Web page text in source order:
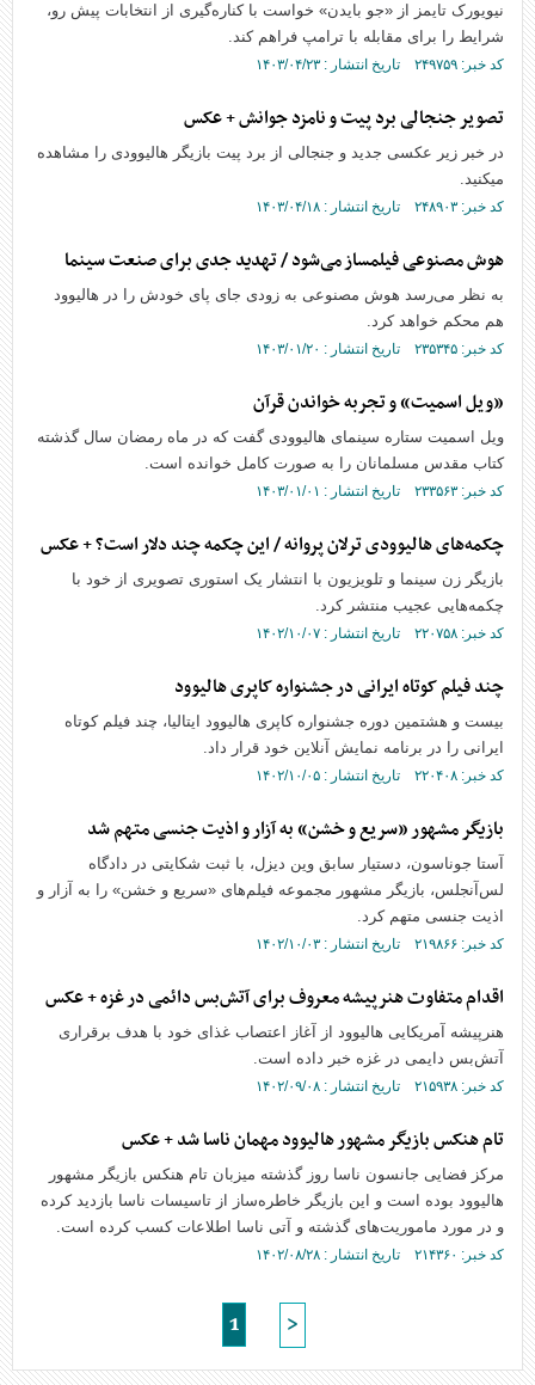
نیویورک تایمز از «جو بایدن» خواست با کناره‌گیری از انتخابات پیش رو،
شرایط را برای مقابله با ترامپ فراهم کند.
کد خبر: ۲۴۹۷۵۹ تاریخ انتشار : ۱۴۰۳/۰۴/۲۳
تصویر جنجالی برد پیت و نامزد جوانش + عکس
در خبر زیر عکسی جدید و جنجالی از برد پیت بازیگر هالیوودی را مشاهده
میکنید.
کد خبر: ۲۴۸۹۰۳ تاریخ انتشار : ۱۴۰۳/۰۴/۱۸
هوش مصنوعی فیلمساز می‌شود / تهدید جدی برای صنعت سینما
به نظر می‌رسد هوش مصنوعی به زودی جای پای خودش را در هالیوود
هم محکم خواهد کرد.
کد خبر: ۲۳۵۳۴۵ تاریخ انتشار : ۱۴۰۳/۰۱/۲۰
«ویل اسمیت» و تجربه خواندن قرآن
ویل اسمیت ستاره سینمای هالیوودی گفت که در ماه رمضان سال گذشته
کتاب مقدس مسلمانان را به صورت کامل خوانده است.
کد خبر: ۲۳۳۵۶۳ تاریخ انتشار : ۱۴۰۳/۰۱/۰۱
چکمه‌های هالیوودی ترلان پروانه / این چکمه چند دلار است؟ + عکس
بازیگر زن سینما و تلویزیون با انتشار یک استوری تصویری از خود با
چکمه‌هایی عجیب منتشر کرد.
کد خبر: ۲۲۰۷۵۸ تاریخ انتشار : ۱۴۰۲/۱۰/۰۷
چند فیلم کوتاه ایرانی در جشنواره کاپری هالیوود
بیست و هشتمین دوره جشنواره کاپری هالیوود ایتالیا، چند فیلم کوتاه
ایرانی را در برنامه نمایش آنلاین خود قرار داد.
کد خبر: ۲۲۰۴۰۸ تاریخ انتشار : ۱۴۰۲/۱۰/۰۵
بازیگر مشهور «سریع و خشن» به آزار و اذیت جنسی متهم شد
آستا جوناسون، دستیار سابق وین دیزل، با ثبت شکایتی در دادگاه
لس‌آنجلس، بازیگر مشهور مجموعه فیلم‌های «سریع و خشن» را به آزار و
اذیت جنسی متهم کرد.
کد خبر: ۲۱۹۸۶۶ تاریخ انتشار : ۱۴۰۲/۱۰/۰۳
اقدام متفاوت هنرپیشه معروف برای آتش‌بس دائمی در غزه + عکس
هنرپیشه آمریکایی هالیوود از آغاز اعتصاب غذای خود با هدف برقراری
آتش‌بس دایمی در غزه خبر داده است.
کد خبر: ۲۱۵۹۳۸ تاریخ انتشار : ۱۴۰۲/۰۹/۰۸
تام هنکس بازیگر مشهور هالیوود مهمان ناسا شد + عکس
مرکز فضایی جانسون ناسا روز گذشته میزبان تام هنکس بازیگر مشهور
هالیوود بوده است و این بازیگر خاطره‌ساز از تاسیسات ناسا بازدید کرده
و در مورد ماموریت‌های گذشته و آتی ناسا اطلاعات کسب کرده است.
کد خبر: ۲۱۴۳۶۰ تاریخ انتشار : ۱۴۰۲/۰۸/۲۸
1 >